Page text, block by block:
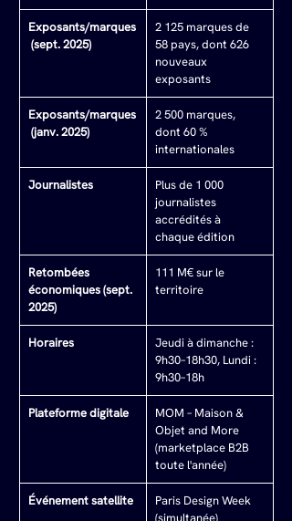
Exposants/marques
(sept. 2025)
2 125 marques de
58 pays, dont 626
nouveaux
exposants
Exposants/marques
(janv. 2025)
2 500 marques,
dont 60 %
internationales
Journalistes
Plus de 1 000
journalistes
accrédités à
chaque édition
Retombées
économiques (sept.
2025)
111 M€ sur le
territoire
Horaires
Jeudi à dimanche :
9h30–18h30, Lundi :
9h30–18h
Plateforme digitale
MOM – Maison &
Objet and More
(marketplace B2B
toute l'année)
Événement satellite
Paris Design Week
(simultanée)